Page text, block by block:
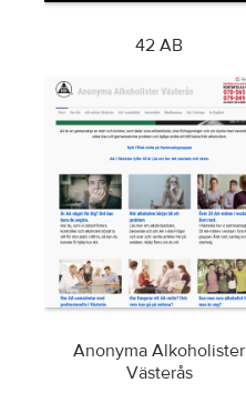
42 AB
Anonyma Alkoholister
Västerås